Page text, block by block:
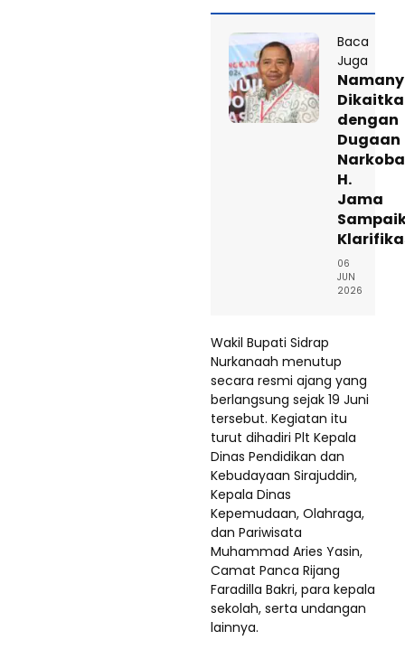
Baca
Juga
dengan
Dugaan
H.
Jama
06
JUN
2026
Wakil Bupati Sidrap
Nurkanaah menutup
secara resmi ajang yang
berlangsung sejak 19 Juni
tersebut. Kegiatan itu
turut dihadiri Plt Kepala
Dinas Pendidikan dan
Kebudayaan Sirajuddin,
Kepala Dinas
Kepemudaan, Olahraga,
dan Pariwisata
Muhammad Aries Yasin,
Camat Panca Rijang
Faradilla Bakri, para kepala
sekolah, serta undangan
lainnya.